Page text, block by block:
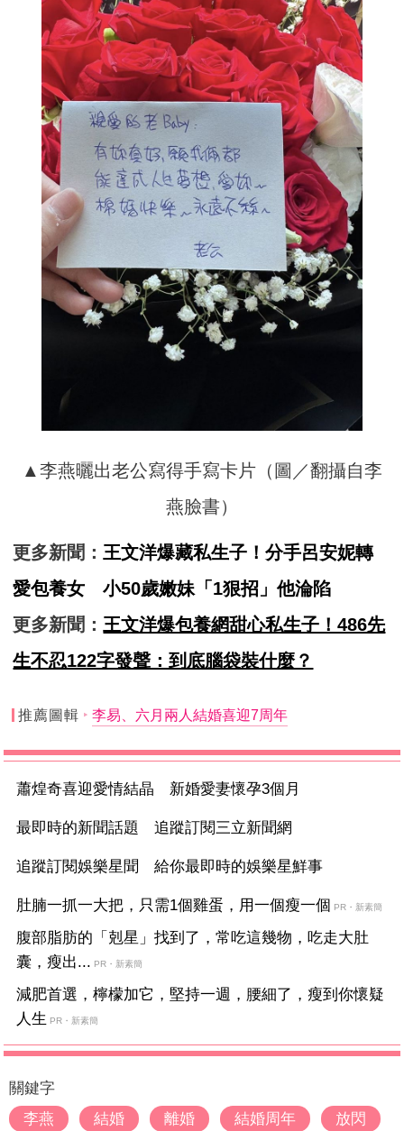
▲李燕曬出老公寫得手寫卡片（圖／翻攝自李
燕臉書）
更多新聞： 王文洋爆藏私生子！分手呂安妮轉
愛包養女 小50歲嫩妹「1狠招」他淪陷
更多新聞： 王文洋爆包養網甜心私生子！486先
生不忍122字發聲：到底腦袋裝什麼？
推薦圖輯 李易、六月兩人結婚喜迎7周年
蕭煌奇喜迎愛情結晶 新婚愛妻懷孕3個月
最即時的新聞話題 追蹤訂閱三立新聞網
追蹤訂閱娛樂星聞 給你最即時的娛樂星鮮事
肚腩一抓一大把，只需1個雞蛋，用一個瘦一個 PR・新素簡
腹部脂肪的「剋星」找到了，常吃這幾物，吃走大肚
囊，瘦出... PR・新素簡
減肥首選，檸檬加它，堅持一週，腰細了，瘦到你懷疑
人生 PR・新素簡
關鍵字
李燕
結婚 離婚 結婚周年 放閃